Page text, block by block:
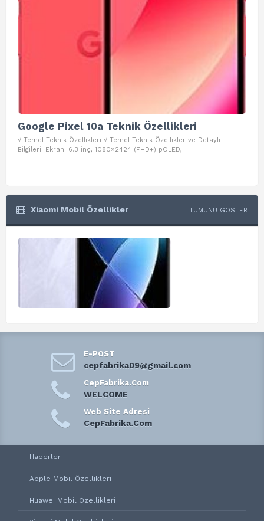
Google Pixel 10a Teknik Özellikleri
√ Temel Teknik Özellikleri √ Temel Teknik Özellikler ve Detaylı
Bilgileri. Ekran: 6.3 inç, 1080×2424 (FHD+) pOLED,
Xiaomi Mobil Özellikler TÜMÜNÜ GÖSTER
E-POST
cepfabrika09@gmail.com
CepFabrika.Com
WELCOME
Web Site Adresi
CepFabrika.Com
Haberler
Apple Mobil Özellikleri
Huawei Mobil Özellikleri